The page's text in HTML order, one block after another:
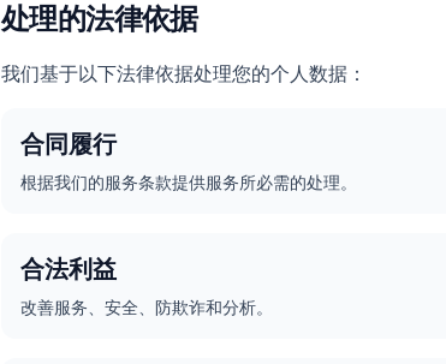
处理的法律依据
我们基于以下法律依据处理您的个人数据：
合同履行
根据我们的服务条款提供服务所必需的处理。
合法利益
改善服务、安全、防欺诈和分析。